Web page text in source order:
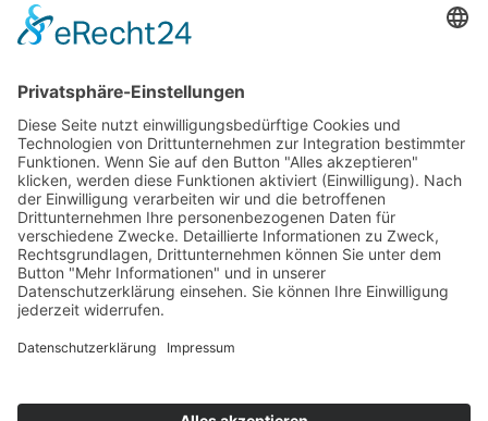
Wir sind hier
Krieger-Performance
Binnerheide 10
58239 Schwerte
Öffnungszeiten
MO - FR 10:00 Uhr – 18:00 Uhr
SA - 10:00 Uhr – 13:00 Uhr